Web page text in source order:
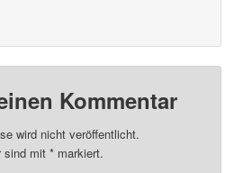
Kommentar
wird nicht veröffentlicht.
sind mit* markiert.